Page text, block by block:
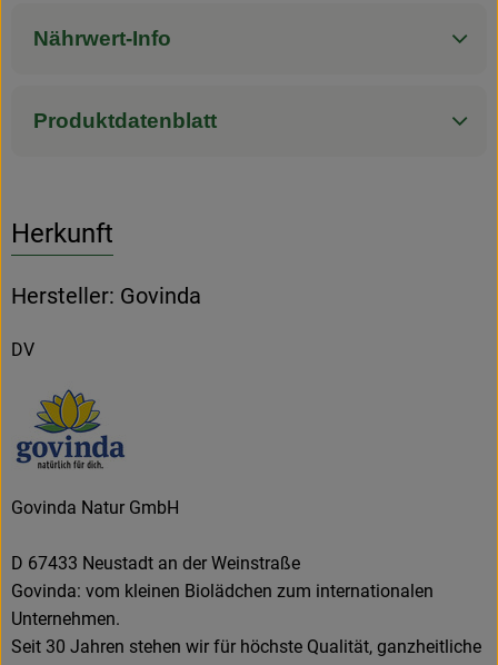
Nährwert-Info
Produktdatenblatt
Herkunft
Hersteller: Govinda
DV
Govinda Natur GmbH
D 67433 Neustadt an der Weinstraße
Govinda: vom kleinen Biolädchen zum internationalen
Unternehmen.
Seit 30 Jahren stehen wir für höchste Qualität, ganzheitliche